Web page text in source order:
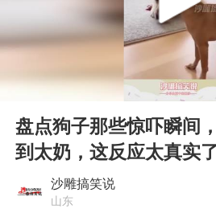
U17国足1
吉林一“温
台风白海
00:00
盘点狗子那些惊吓瞬间
到太奶，这反应太真实
沙雕搞笑说
山东